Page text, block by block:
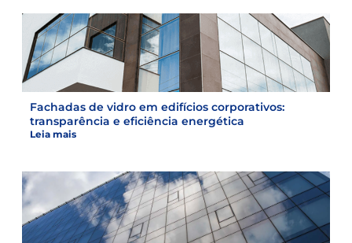
Fachadas de vidro em edifícios corporativos:
transparência e eficiência energética
Leia mais